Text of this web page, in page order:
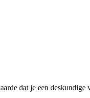
dat je een